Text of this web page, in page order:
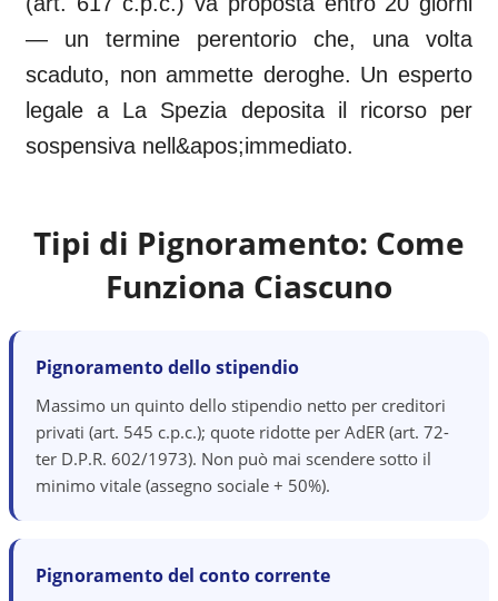
— un termine perentorio che, una volta
scaduto, non ammette deroghe. Un esperto
legale a La Spezia deposita il ricorso per
sospensiva nell&apos;immediato.
Tipi di Pignoramento: Come
Funziona Ciascuno
Pignoramento dello stipendio
Massimo un quinto dello stipendio netto per creditori
privati (art. 545 c.p.c.); quote ridotte per AdER (art. 72-
ter D.P.R. 602/1973). Non può mai scendere sotto il
minimo vitale (assegno sociale + 50%).
Pignoramento del conto corrente